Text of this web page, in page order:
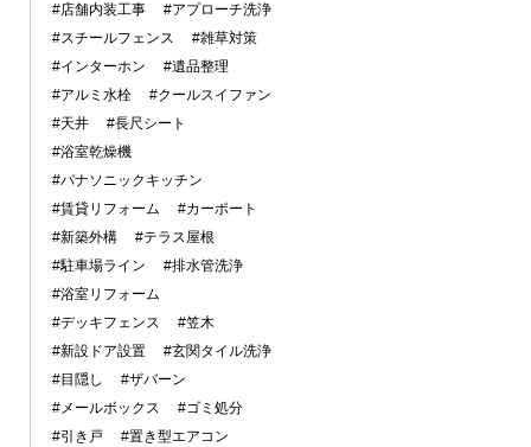
#店舗内装工事
#アプローチ洗浄
#スチールフェンス
#雑草対策
#インターホン
#遺品整理
#アルミ水栓
#クールスイファン
#天井
#長尺シート
#浴室乾燥機
#パナソニックキッチン
#賃貸リフォーム
#カーポート
#新築外構
#テラス屋根
#駐車場ライン
#排水管洗浄
#浴室リフォーム
#デッキフェンス
#笠木
#新設ドア設置
#玄関タイル洗浄
#目隠し
#ザバーン
#メールボックス
#ゴミ処分
#引き戸
#置き型エアコン